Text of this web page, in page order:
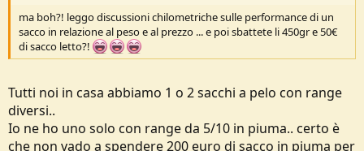
ma boh?! leggo discussioni chilometriche sulle performance di un
sacco in relazione al peso e al prezzo ... e poi sbattete li 450gr e 50€
di sacco letto?!
Tutti noi in casa abbiamo 1 o 2 sacchi a pelo con range
diversi..
Io ne ho uno solo con range da 5/10 in piuma.. certo è
che non vado a spendere 200 euro di sacco in piuma per